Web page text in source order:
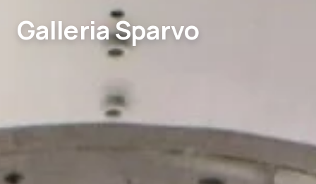
Galleria Sparvo